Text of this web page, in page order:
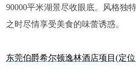
90000平米湖景尽收眼底。风格独
之时尽情享受美食的味蕾诱惑。
东莞伯爵希尔顿逸林酒店项目(定位